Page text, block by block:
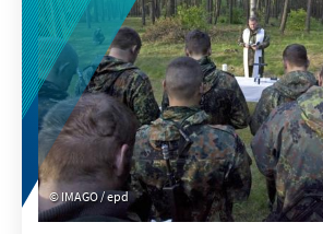
finden können.
IMAGO / epd